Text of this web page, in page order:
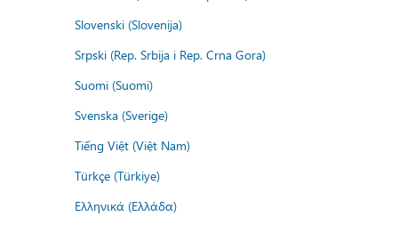
Slovenski (Slovenija)
Srpski (Rep. Srbija i Rep. Crna Gora)
Suomi (Suomi)
Svenska (Sverige)
Tiếng Việt (Việt Nam)
Türkçe (Türkiye)
Ελληνικά (Ελλάδα)